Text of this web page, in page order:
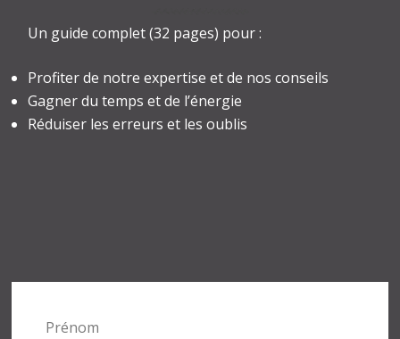
Un guide complet (32 pages) pour :
Profiter de notre expertise et de nos conseils
Gagner du temps et de l’énergie
Réduiser les erreurs et les oublis
Prénom